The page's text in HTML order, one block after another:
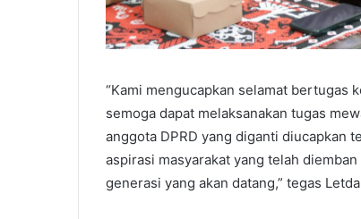
“Kami mengucapkan selamat bertugas
semoga dapat melaksanakan tugas
anggota DPRD yang diganti diucapkan
aspirasi masyarakat yang telah
generasi yang akan datang,” tegas